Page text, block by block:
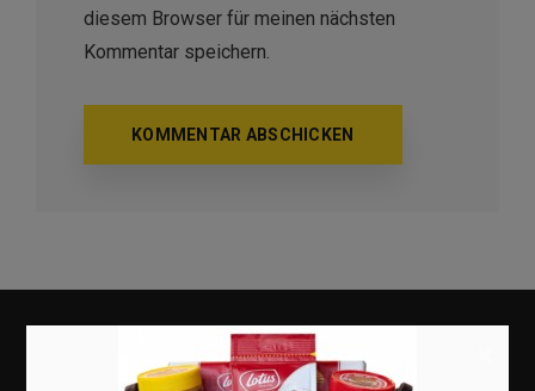
diesem Browser für meinen nächsten
Kommentar speichern.